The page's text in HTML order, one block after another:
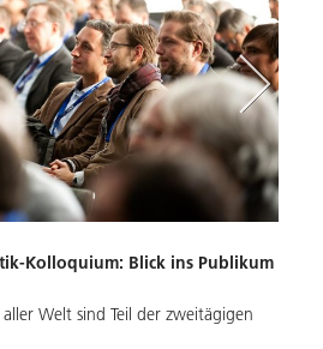
Kolloquium: Blick ins Publikum
Welt sind Teil der zweitägigen